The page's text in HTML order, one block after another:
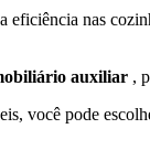
eficiência nas
auxiliar ,
você pode